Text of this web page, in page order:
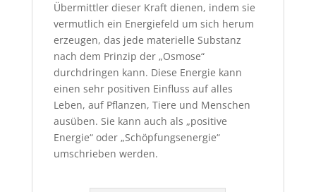
Übermittler dieser Kraft dienen, indem sie
vermutlich ein Energiefeld um sich herum
erzeugen, das jede materielle Substanz
nach dem Prinzip der „Osmose“
durchdringen kann. Diese Energie kann
einen sehr positiven Einfluss auf alles
Leben, auf Pflanzen, Tiere und Menschen
ausüben. Sie kann auch als „positive
Energie“ oder „Schöpfungsenergie“
umschrieben werden.